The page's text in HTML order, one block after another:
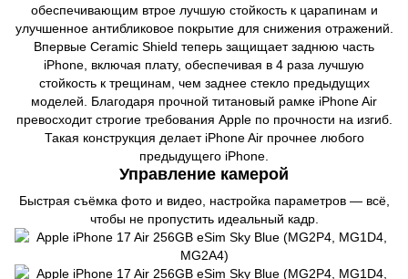
обеспечивающим втрое лучшую стойкость к царапинам и
улучшенное антибликовое покрытие для снижения отражений.
Впервые Ceramic Shield теперь защищает заднюю часть
iPhone, включая плату, обеспечивая в 4 раза лучшую
стойкость к трещинам, чем заднее стекло предыдущих
моделей. Благодаря прочной титановый рамке iPhone Air
превосходит строгие требования Apple по прочности на изгиб.
Такая конструкция делает iPhone Air прочнее любого
предыдущего iPhone.
Управление камерой
Быстрая съёмка фото и видео, настройка параметров — всё,
чтобы не пропустить идеальный кадр.